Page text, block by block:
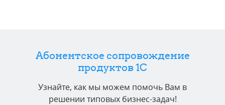
Абонентское сопровождение
продуктов 1C
Узнайте, как мы можем помочь Вам в
решении типовых бизнес-задач!